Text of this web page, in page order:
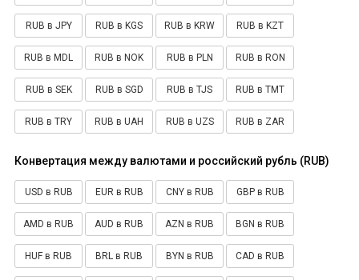
RUB в JPY RUB в KGS RUB в KRW RUB в KZT
RUB в MDL RUB в NOK RUB в PLN RUB в RON
RUB в SEK RUB в SGD RUB в TJS RUB в TMT
RUB в TRY RUB в UAH RUB в UZS RUB в ZAR
Конвертация между валютами и российский рубль (RUB)
USD в RUB EUR в RUB CNY в RUB GBP в RUB
AMD в RUB AUD в RUB AZN в RUB BGN в RUB
HUF в RUB BRL в RUB BYN в RUB CAD в RUB